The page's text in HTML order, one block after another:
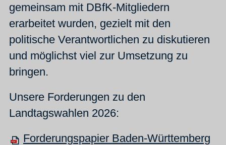
gemeinsam mit DBfK-Mitgliedern
erarbeitet wurden, gezielt mit den
politische Verantwortlichen zu diskutieren
und möglichst viel zur Umsetzung zu
bringen.
Unsere Forderungen zu den
Landtagswahlen 2026:
Forderungspapier Baden-Württemberg